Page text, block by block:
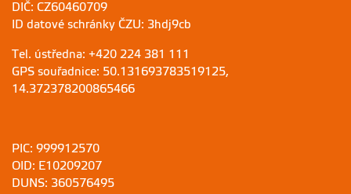
DIČ: CZ60460709
ID datové schránky ČZU: 3hdj9cb
Tel. ústředna: +420 224 381 111
GPS souřadnice: 50.131693783519125,
14.372378200865466
PIC: 999912570
OID: E10209207
DUNS: 360576495